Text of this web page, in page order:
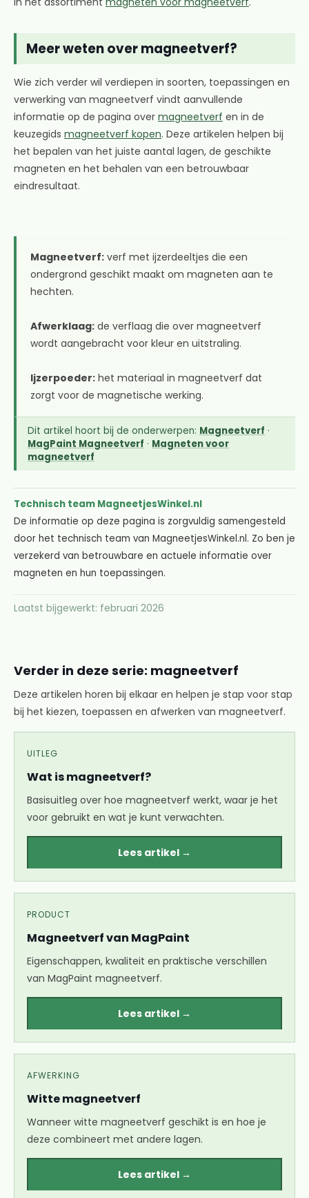
Meer weten over magneetverf?
Wie zich verder wil verdiepen in soorten, toepassingen en
verwerking van magneetverf vindt aanvullende
informatie op de pagina over magneetverf en in de
keuzegids magneetverf kopen. Deze artikelen helpen bij
het bepalen van het juiste aantal lagen, de geschikte
magneten en het behalen van een betrouwbaar
eindresultaat.
Magneetverf: verf met ijzerdeeltjes die een
ondergrond geschikt maakt om magneten aan te
hechten.
Afwerklaag: de verflaag die over magneetverf
wordt aangebracht voor kleur en uitstraling.
Ijzerpoeder: het materiaal in magneetverf dat
zorgt voor de magnetische werking.
Dit artikel hoort bij de onderwerpen: Magneetverf ·
MagPaint Magneetverf · Magneten voor
magneetverf
Technisch team MagneetjesWinkel.nl
De informatie op deze pagina is zorgvuldig samengesteld
door het technisch team van MagneetjesWinkel.nl. Zo ben je
verzekerd van betrouwbare en actuele informatie over
magneten en hun toepassingen.
Laatst bijgewerkt: februari 2026
Verder in deze serie: magneetverf
Deze artikelen horen bij elkaar en helpen je stap voor stap
bij het kiezen, toepassen en afwerken van magneetverf.
UITLEG
Wat is magneetverf?
Basisuitleg over hoe magneetverf werkt, waar je het
voor gebruikt en wat je kunt verwachten.
Lees artikel →
PRODUCT
Magneetverf van MagPaint
Eigenschappen, kwaliteit en praktische verschillen
van MagPaint magneetverf.
Lees artikel →
AFWERKING
Witte magneetverf
Wanneer witte magneetverf geschikt is en hoe je
deze combineert met andere lagen.
Lees artikel →